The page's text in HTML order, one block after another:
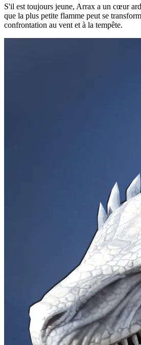
S'il est toujours jeune, Arrax a un cœur
que la plus petite flamme peut se
confrontation au vent et à la tempête.